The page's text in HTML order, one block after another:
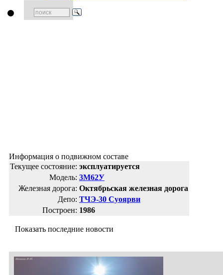
Информация о подвижном составе
Текущее состояние: эксплуатируется
Модель: 3М62У
Железная дорога: Октябрьская железная дорога
Депо: ТЧЭ-30 Суоярви
Построен: 1986
Показать последние новости